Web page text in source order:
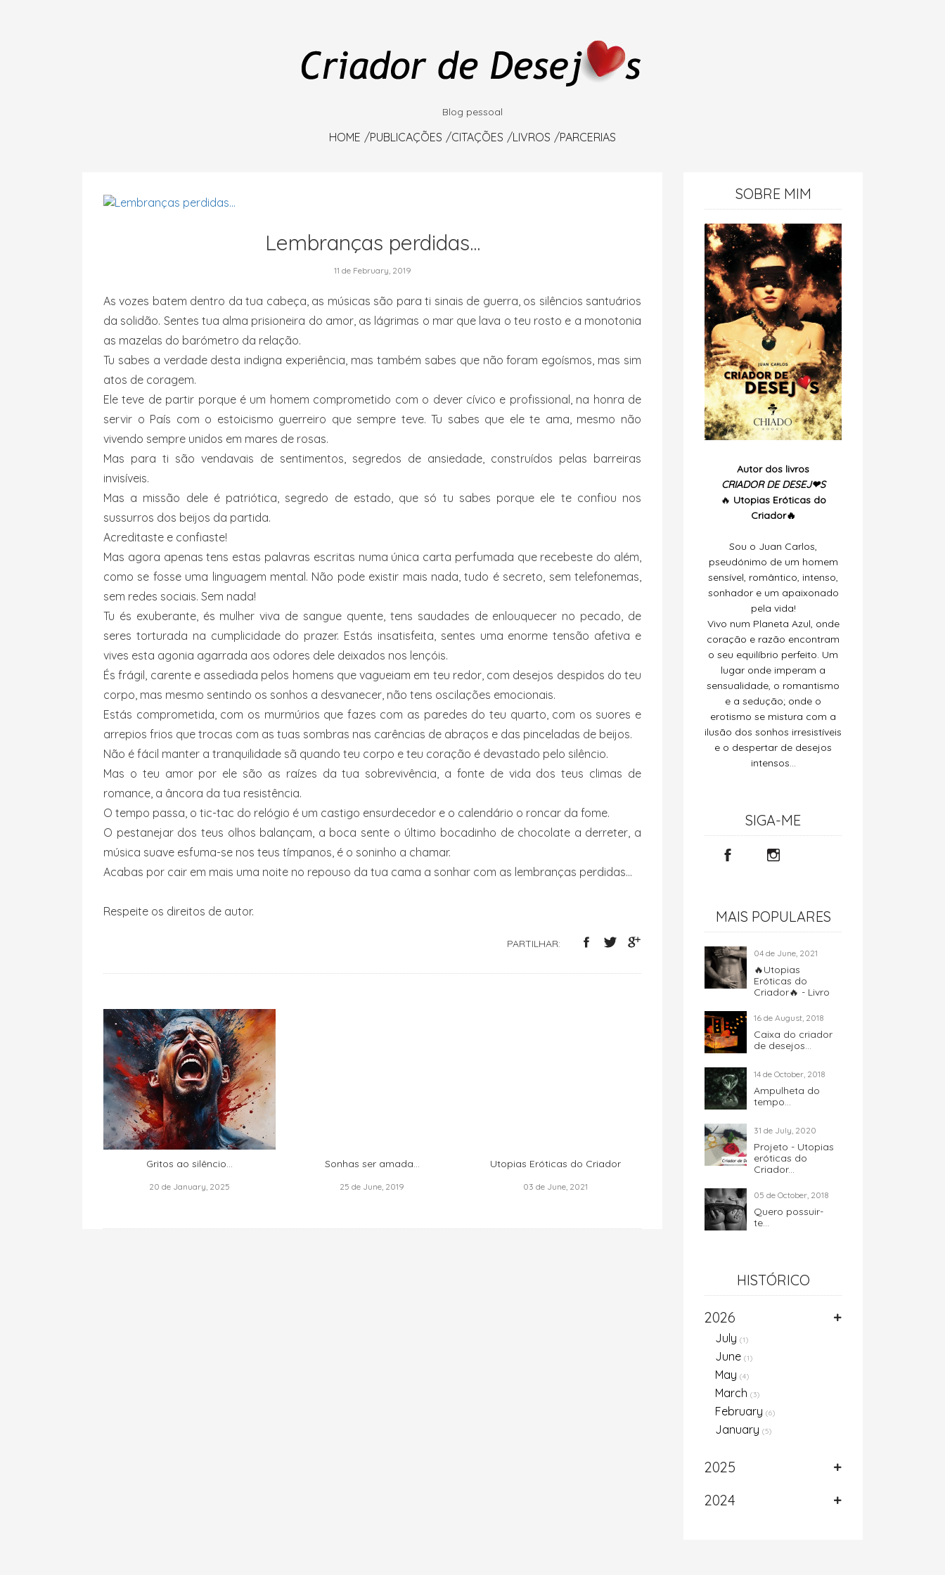
Blog pessoal
HOME PUBLICAÇÕES CITAÇÕES LIVROS PARCERIAS
Lembranças perdidas...
11 de February, 2019
As vozes batem dentro da tua cabeça, as músicas são para ti sinais de guerra, os silêncios santuários
da solidão. Sentes tua alma prisioneira do amor, as lágrimas o mar que lava o teu rosto e a monotonia
as mazelas do barómetro da relação.
Tu sabes a verdade desta indigna experiência, mas também sabes que não foram egoísmos, mas sim
atos de coragem.
Ele teve de partir porque é um homem comprometido com o dever cívico e profissional, na honra de
servir o País com o estoicismo guerreiro que sempre teve. Tu sabes que ele te ama, mesmo não
vivendo sempre unidos em mares de rosas.
Mas para ti são vendavais de sentimentos, segredos de ansiedade, construídos pelas barreiras
invisíveis.
Mas a missão dele é patriótica, segredo de estado, que só tu sabes porque ele te confiou nos
sussurros dos beijos da partida.
Acreditaste e confiaste!
Mas agora apenas tens estas palavras escritas numa única carta perfumada que recebeste do além,
como se fosse uma linguagem mental. Não pode existir mais nada, tudo é secreto, sem telefonemas,
sem redes sociais. Sem nada!
Tu és exuberante, és mulher viva de sangue quente, tens saudades de enlouquecer no pecado, de
seres torturada na cumplicidade do prazer. Estás insatisfeita, sentes uma enorme tensão afetiva e
vives esta agonia agarrada aos odores dele deixados nos lençóis.
És frágil, carente e assediada pelos homens que vagueiam em teu redor, com desejos despidos do teu
corpo, mas mesmo sentindo os sonhos a desvanecer, não tens oscilações emocionais.
Estás comprometida, com os murmúrios que fazes com as paredes do teu quarto, com os suores e
arrepios frios que trocas com as tuas sombras nas carências de abraços e das pinceladas de beijos.
Não é fácil manter a tranquilidade sã quando teu corpo e teu coração é devastado pelo silêncio.
Mas o teu amor por ele são as raízes da tua sobrevivência, a fonte de vida dos teus climas de
romance, a âncora da tua resistência.
O tempo passa, o tic-tac do relógio é um castigo ensurdecedor e o calendário o roncar da fome.
O pestanejar dos teus olhos balançam, a boca sente o último bocadinho de chocolate a derreter, a
música suave esfuma-se nos teus tímpanos, é o soninho a chamar.
Acabas por cair em mais uma noite no repouso da tua cama a sonhar com as lembranças perdidas…
Respeite os direitos de autor.
PARTILHAR:
Gritos ao silêncio...
20 de January, 2025
Sonhas ser amada...
25 de June, 2019
Utopias Eróticas do Criador
03 de June, 2021
SOBRE MIM
Autor dos livros
CRIADOR DE DESEJ❤S
🔥 Utopias Eróticas do
Criador🔥
Sou o Juan Carlos,
pseudónimo de um homem
sensível, romântico, intenso,
sonhador e um apaixonado
pela vida!
Vivo num Planeta Azul, onde
coração e razão encontram
o seu equilíbrio perfeito. Um
lugar onde imperam a
sensualidade, o romantismo
e a sedução; onde o
erotismo se mistura com a
ilusão dos sonhos irresistíveis
e o despertar de desejos
intensos…
SIGA-ME
MAIS POPULARES
04 de June, 2021
🔥Utopias
Eróticas do
Criador🔥 - Livro
16 de August, 2018
Caixa do criador
de desejos...
14 de October, 2018
Ampulheta do
tempo...
31 de July, 2020
Projeto - Utopias
eróticas do
Criador...
05 de October, 2018
Quero possuir-
te...
HISTÓRICO
2026
July (1)
June (1)
May (4)
March (3)
February (6)
January (5)
2025
2024